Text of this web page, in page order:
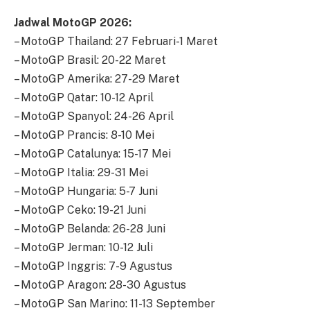
Jadwal MotoGP 2026:
– MotoGP Thailand: 27 Februari-1 Maret
– MotoGP Brasil: 20-22 Maret
– MotoGP Amerika: 27-29 Maret
– MotoGP Qatar: 10-12 April
– MotoGP Spanyol: 24-26 April
– MotoGP Prancis: 8-10 Mei
– MotoGP Catalunya: 15-17 Mei
– MotoGP Italia: 29-31 Mei
– MotoGP Hungaria: 5-7 Juni
– MotoGP Ceko: 19-21 Juni
– MotoGP Belanda: 26-28 Juni
– MotoGP Jerman: 10-12 Juli
– MotoGP Inggris: 7-9 Agustus
– MotoGP Aragon: 28-30 Agustus
– MotoGP San Marino: 11-13 September